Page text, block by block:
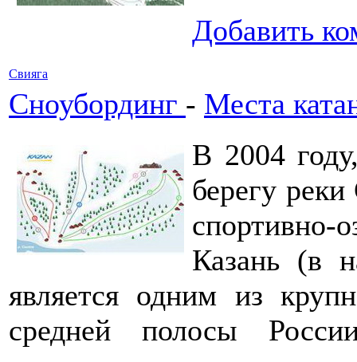
Добавить
Свияга
Сноубординг - Места
В 2004
берегу
Казань (в
является одним из
средней полосы